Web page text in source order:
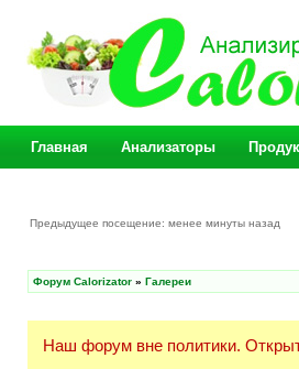
Главная Анализаторы
Предыдущее посещение: менее минуты назад
Форум Calorizator » Галереи
Наш форум вне политики.